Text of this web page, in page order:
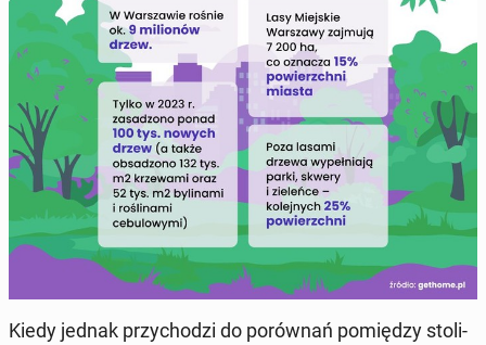
Kiedy jednak przy­cho­dzi do po­rów­nań po­mię­dzy sto­li­